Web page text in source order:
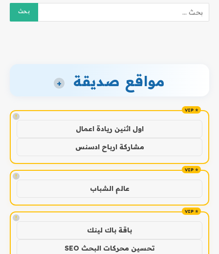
مواقع صديقة +
!
اول اثنين ريادة اعمال
مشاركة ارباح ادسنس
!
عالم الشباب
!
باقة باك لينك
تحسين محركات البحث SEO